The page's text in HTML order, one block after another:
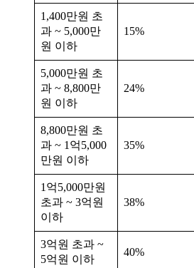
1,400만원 초
과 ~ 5,000만
원 이하
15%
5,000만원 초
과 ~ 8,800만
원 이하
24%
8,800만원 초
과 ~ 1억5,000
만원 이하
35%
1억5,000만원
초과 ~ 3억원
이하
38%
3억원 초과 ~
5억원 이하
40%